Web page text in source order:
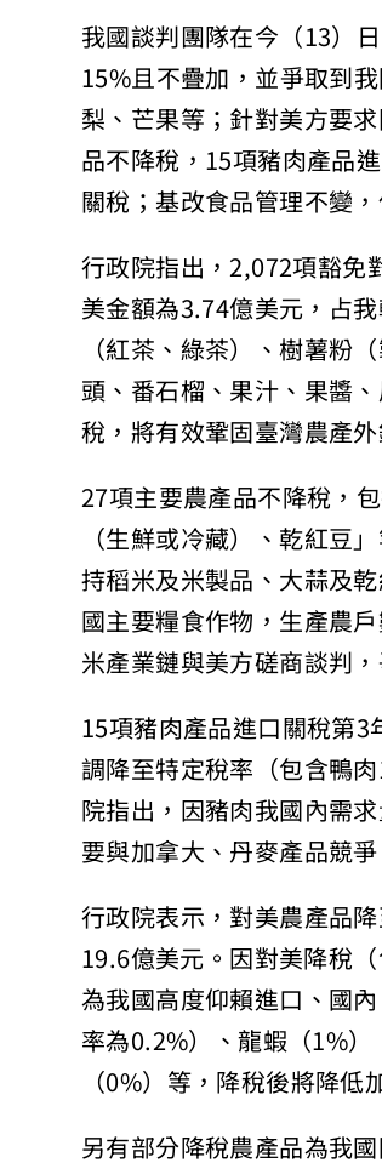
我國談判團隊在今（13）
15%且不疊加，並爭取到
梨、芒果等；針對美方要
品不降稅，15項豬肉產品
關稅；基改食品管理不變
行政院指出，2,072項豁
美金額為3.74億美元，占
（紅茶、綠茶）、樹薯
頭、番石榴、果汁、果醬
稅，將有效鞏固臺灣農產
27項主要農產品不降稅，
（生鮮或冷藏）、乾紅
持稻米及米製品、大蒜及
國主要糧食作物，生產農
米產業鏈與美方磋商談判
15項豬肉產品進口關稅第
調降至特定稅率（包含鴨
院指出，因豬肉我國內需
要與加拿大、丹麥產品競
行政院表示，對美農產品
19.6億美元。因對美降稅
為我國高度仰賴進口、國
率為0.2%）、龍蝦（1%
（0%）等，降稅後將降
另有部分降稅農產品為我